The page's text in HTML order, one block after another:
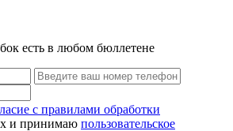
есть в любом бюллетене
с правилами обработки
и принимаю пользовательское